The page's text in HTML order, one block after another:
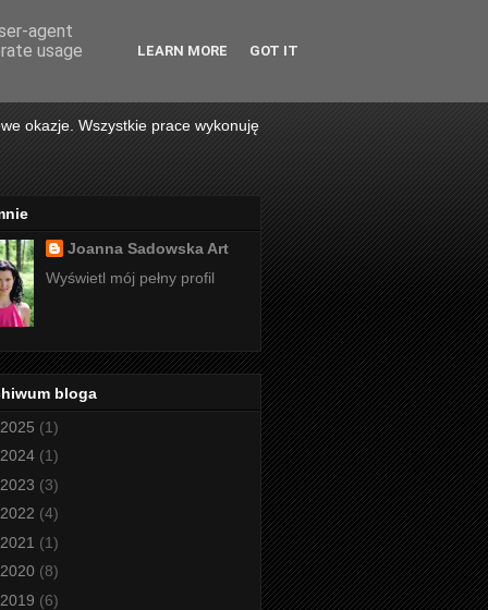
okazje. Wszystkie prace wykonuję
Joanna Sadowska Art
Wyświetl mój pełny profil
bloga
2025 (1)
2024 (1)
2023 (3)
2022 (4)
2021 (1)
2020 (8)
2019 (6)
agent
usage
LEARN MORE GOT IT